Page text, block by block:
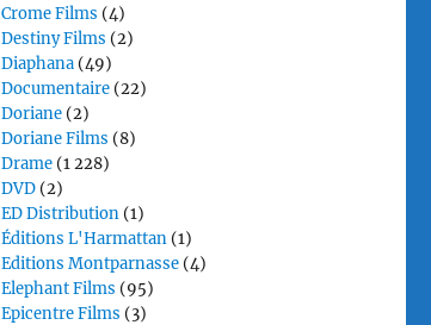
Crome Films (4)
Destiny Films (2)
Diaphana (49)
Documentaire (22)
Doriane (2)
Doriane Films (8)
Drame (1 228)
DVD (2)
ED Distribution (1)
Éditions L'Harmattan (1)
Editions Montparnasse (4)
Elephant Films (95)
Epicentre Films (3)